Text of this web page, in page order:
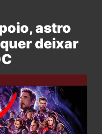
astro
deixar